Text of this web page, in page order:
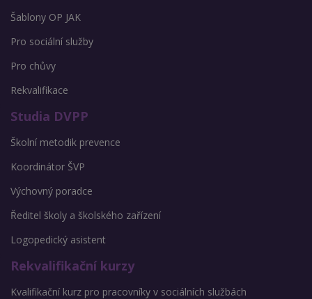
Šablony OP JAK
Pro sociální služby
Pro chůvy
Rekvalifikace
Studia DVPP
Školní metodik prevence
Koordinátor ŠVP
Výchovný poradce
Ředitel školy a školského zařízení
Logopedický asistent
Rekvalifikační kurzy
Kvalifikační kurz pro pracovníky v sociálních službách